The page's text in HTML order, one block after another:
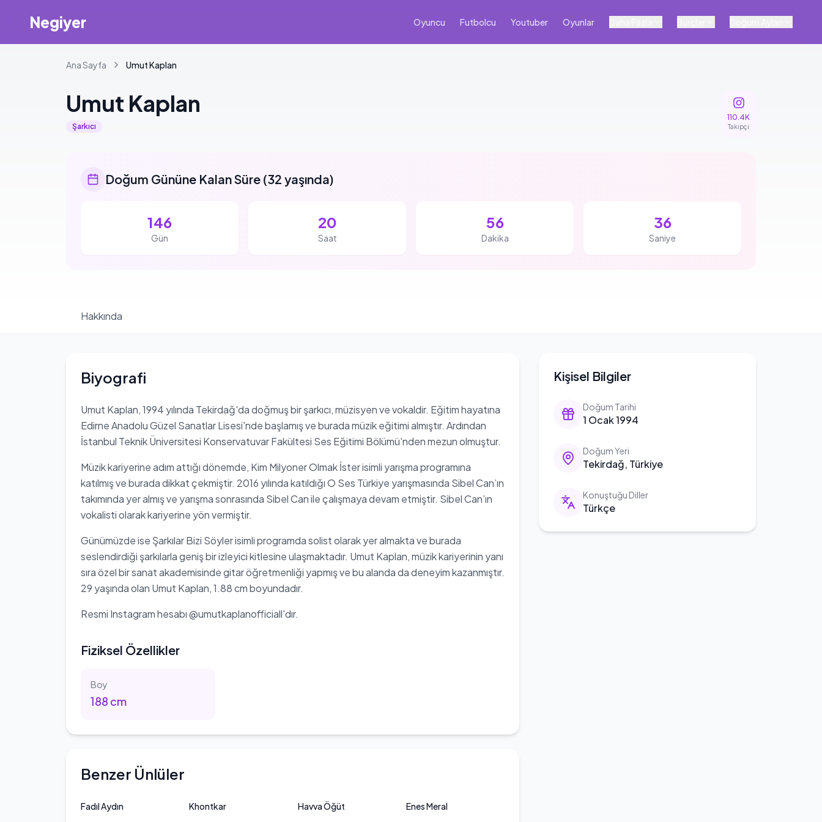
Negiyer Oyuncu Futbolcu Youtuber Oyunlar
Ana Sayfa UmutKaplan
Umut Kaplan
Şarkıcı
110.4K
Takipçi
Doğum Gününe Kalan Süre (32 yaşında)
146
Gün
20
Saat
56
Dakika
35
Saniye
Hakkında
Kişisel Bilgiler
Doğum Tarihi
1 Ocak 1994
Doğum Yeri
Tekirdağ, Türkiye
Konuştuğu Diller
Türkçe
Biyografi
Umut Kaplan, 1994 yılında Tekirdağ'da doğmuş bir şarkıcı, müzisyen ve vokaldir. Eğitim hayatına
Edirne Anadolu Güzel Sanatlar Lisesi'nde başlamış ve burada müzik eğitimi almıştır. Ardından
İstanbul Teknik Üniversitesi Konservatuvar Fakültesi Ses Eğitimi Bölümü'nden mezun olmuştur.
Müzik kariyerine adım attığı dönemde, Kim Milyoner Olmak İster isimli yarışma programına
katılmış ve burada dikkat çekmiştir. 2016 yılında katıldığı O Ses Türkiye yarışmasında Sibel Can’ın
takımında yer almış ve yarışma sonrasında Sibel Can ile çalışmaya devam etmiştir. Sibel Can’ın
vokalisti olarak kariyerine yön vermiştir.
Günümüzde ise Şarkılar Bizi Söyler isimli programda solist olarak yer almakta ve burada
seslendirdiği şarkılarla geniş bir izleyici kitlesine ulaşmaktadır. Umut Kaplan, müzik kariyerinin yanı
sıra özel bir sanat akademisinde gitar öğretmenliği yapmış ve bu alanda da deneyim kazanmıştır.
29 yaşında olan Umut Kaplan, 1.88 cm boyundadır.
Resmi Instagram hesabı @umutkaplanofficiall'dır.
Fiziksel Özellikler
Boy
188 cm
Benzer Ünlüler
Fadıl Aydın Khontkar Havva Öğüt Enes Meral